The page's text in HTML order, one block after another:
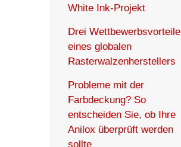
White Ink-Projekt
Drei Wettbewerbsvorteile
eines globalen
Rasterwalzenherstellers
Probleme mit der
Farbdeckung? So
entscheiden Sie, ob Ihre
Anilox überprüft werden
sollte